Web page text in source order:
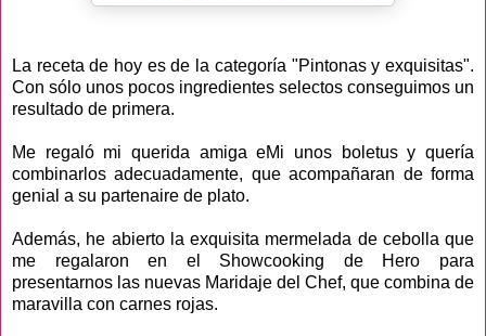
La receta de hoy es de la categoría "Pintonas y exquisitas".
Con sólo unos pocos ingredientes selectos conseguimos un
resultado de primera.
Me regaló mi querida amiga eMi unos boletus y quería
combinarlos adecuadamente, que acompañaran de forma
genial a su partenaire de plato.
Además, he abierto la exquisita mermelada de cebolla que
me regalaron en el Showcooking de Hero para
presentarnos las nuevas Maridaje del Chef, que combina de
maravilla con carnes rojas.